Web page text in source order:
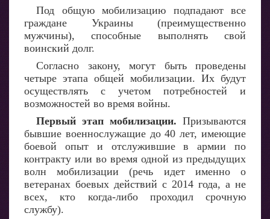
Под общую мобилизацию подпадают все
граждане Украины (преимущественно
мужчины), способные выполнять свой
воинский долг.
Согласно закону, могут быть проведены
четыре этапа общей мобилизации. Их будут
осуществлять с учетом потребностей и
возможностей во время войны.
Первый этап мобилизации. Призываются
бывшие военнослужащие до 40 лет, имеющие
боевой опыт и отслужившие в армии по
контракту или во время одной из предыдущих
волн мобилизации (речь идет именно о
ветеранах боевых действий с 2014 года, а не
всех, кто когда-либо проходил срочную
службу).